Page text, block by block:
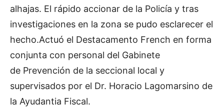
alhajas. El rápido accionar de la Policía y tras
investigaciones en la zona se pudo esclarecer el
hecho.Actuó el Destacamento French en forma
conjunta con personal del Gabinete
de Prevención de la seccional local y
supervisados por el Dr. Horacio Lagomarsino de
la Ayudantia Fiscal.